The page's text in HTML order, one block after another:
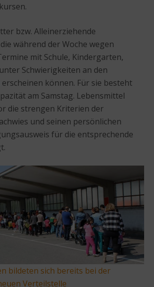
bzw. Alleinerziehende
während der Woche wegen
mit Schule, Kindergarten,
Schwierigkeiten an den
erscheinen können. Für sie besteht
am Samstag. Lebensmittel
die strengen Kriterien der
und seinen persönlichen
für die entsprechende
bildeten sich bereits bei der
Verteilstelle